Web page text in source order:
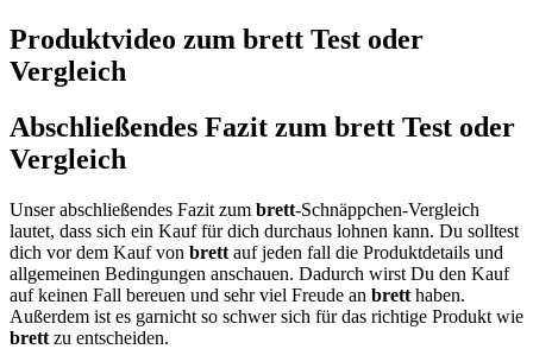
Produktvideo zum brett Test oder
Vergleich
Abschließendes Fazit zum brett Test oder
Vergleich
Unser abschließendes Fazit zum brett-Schnäppchen-Vergleich
lautet, dass sich ein Kauf für dich durchaus lohnen kann. Du solltest
dich vor dem Kauf von brett auf jeden fall die Produktdetails und
allgemeinen Bedingungen anschauen. Dadurch wirst Du den Kauf
auf keinen Fall bereuen und sehr viel Freude an brett haben.
Außerdem ist es garnicht so schwer sich für das richtige Produkt wie
brett zu entscheiden.